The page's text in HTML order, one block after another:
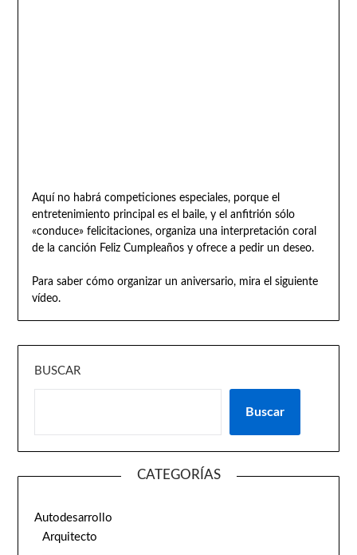
Aquí no habrá competiciones especiales, porque el
entretenimiento principal es el baile, y el anfitrión sólo
«conduce» felicitaciones, organiza una interpretación coral
de la canción Feliz Cumpleaños y ofrece a pedir un deseo.
Para saber cómo organizar un aniversario, mira el siguiente
vídeo.
BUSCAR
Buscar
CATEGORÍAS
Autodesarrollo
Arquitecto